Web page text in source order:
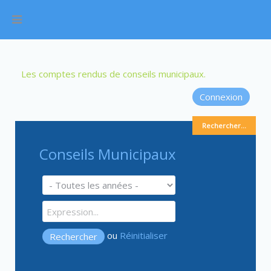
Les comptes rendus de conseils municipaux.
Connexion
Rechercher...
Conseils Municipaux
ou Réinitialiser